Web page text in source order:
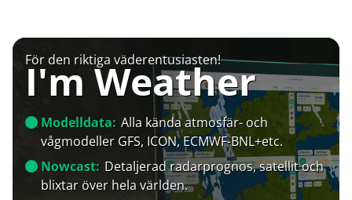
För den riktiga väderentusiasten!
I'm Weather
Modelldata: Alla kända atmosfär- och
vågmodeller GFS, ICON, ECMWF-BNL+etc.
Nowcast: Detaljerad radarprognos, satellit och
blixtar över hela världen.